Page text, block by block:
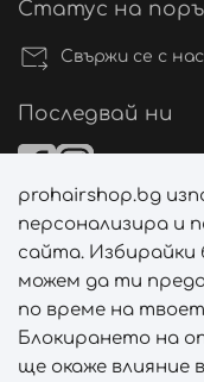
Статус на
Свържи се с нас
Последвай ни
Начини на
Начини на
prohairshop.bg
персонализира и
сайта. Избирайки
можем да ти
по време на
Блокирането на
ще окаже влияние